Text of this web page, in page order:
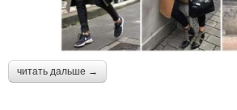
читать дальше →